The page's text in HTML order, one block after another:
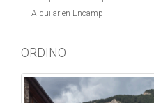
Alquilar en Encamp
ORDINO